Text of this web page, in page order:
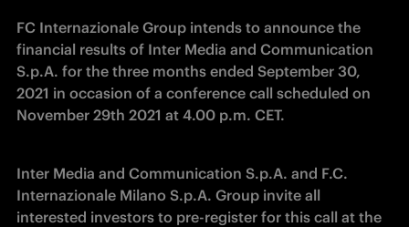
FC Internazionale Group intends to announce the
financial results of Inter Media and Communication
S.p.A. for the three months ended September 30,
2021 in occasion of a conference call scheduled on
November 29th 2021 at 4.00 p.m. CET.
Inter Media and Communication S.p.A. and F.C.
Internazionale Milano S.p.A. Group invite all
interested investors to pre-register for this call at the